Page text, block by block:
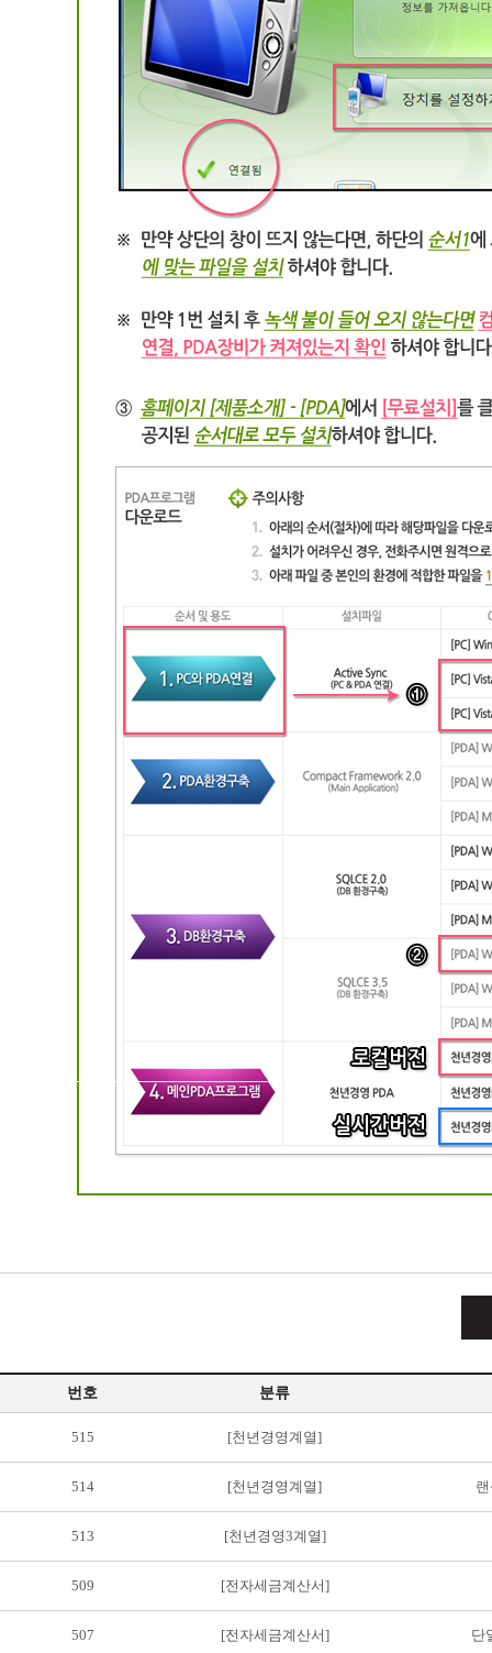
번호 분류
515 [천년경영계열]
514 [천년경영계열]
513 [천년경영3계열]
509 [전자세금계산서]
507 [전자세금계산서] 단